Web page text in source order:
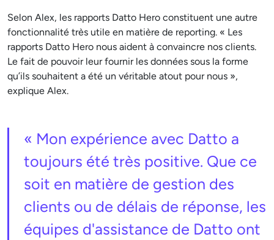
Selon Alex, les rapports Datto Hero constituent une autre
fonctionnalité très utile en matière de reporting. « Les
rapports Datto Hero nous aident à convaincre nos clients.
Le fait de pouvoir leur fournir les données sous la forme
qu’ils souhaitent a été un véritable atout pour nous »,
explique Alex.
« Mon expérience avec Datto a
toujours été très positive. Que ce
soit en matière de gestion des
clients ou de délais de réponse, les
équipes d'assistance de Datto ont